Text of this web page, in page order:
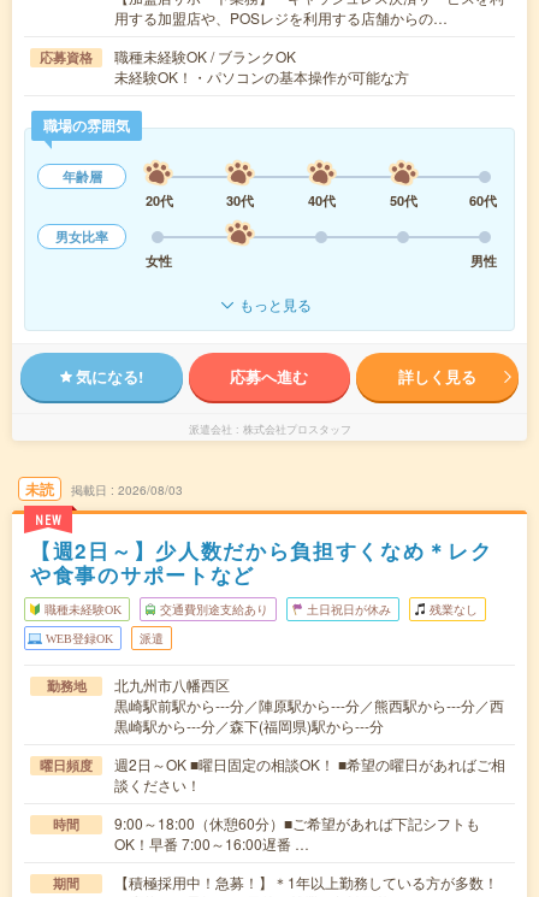
用する加盟店や、POSレジを利用する店舗からの…
応募資格
職種未経験OK / ブランクOK
未経験OK！・パソコンの基本操作が可能な方
職場の雰囲気
年齢層
20代
30代 40代 50代
60代
男女比率
女性
男性
もっと見る
気になる! 応募へ進む 詳しく見る
派遣会社 株式会社プロスタッフ
未読
NEW
掲載日 2026/08/03
【週2日～】少人数だから負担すくなめ＊レク
や食事のサポートなど
職種未経験OK 交通費別途支給あり 土日祝日が休み 残業なし
WEB登録OK 派遣
勤務地
北九州市八幡西区
黒崎駅前駅から---分／陣原駅から---分／熊西駅から---分／西
黒崎駅から---分／森下(福岡県)駅から---分
曜日頻度
週2日～OK ■曜日固定の相談OK！ ■希望の曜日があればご相
談ください！
時間
9:00～18:00（休憩60分）■ご希望があれば下記シフトも
OK！早番 7:00～16:00遅番 …
期間
【積極採用中！急募！】＊1年以上勤務している方が多数！